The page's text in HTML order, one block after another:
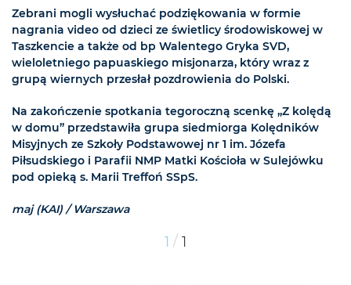
Zebrani mogli wysłuchać podziękowania w formie
nagrania video od dzieci ze świetlicy środowiskowej w
Taszkencie a także od bp Walentego Gryka SVD,
wieloletniego papuaskiego misjonarza, który wraz z
grupą wiernych przesłał pozdrowienia do Polski.
Na zakończenie spotkania tegoroczną scenkę „Z kolędą
w domu” przedstawiła grupa siedmiorga Kolędników
Misyjnych ze Szkoły Podstawowej nr 1 im. Józefa
Piłsudskiego i Parafii NMP Matki Kościoła w Sulejówku
pod opieką s. Marii Treffoń SSpS.
maj (KAI) / Warszawa
1 / 1